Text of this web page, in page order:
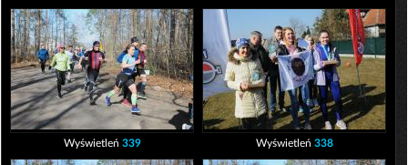
Wyświetleń 339 Wyświetleń 338